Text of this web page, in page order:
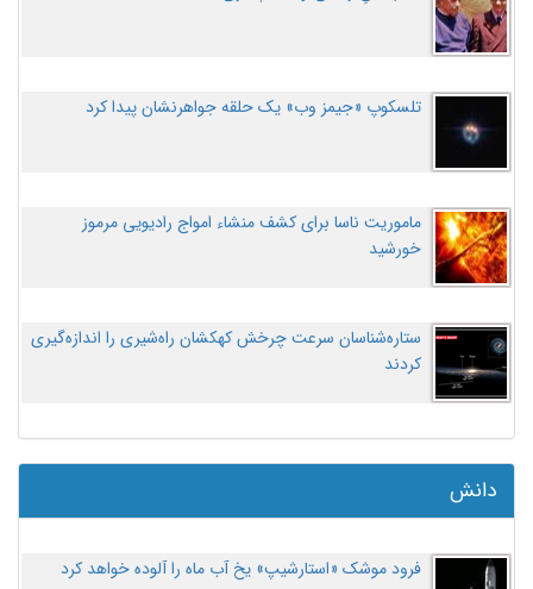
تلسکوپ «جیمز وب» یک حلقه جواهرنشان پیدا کرد
ماموریت ناسا برای کشف منشاء امواج رادیویی مرموز
خورشید
ستاره‌شناسان سرعت چرخش کهکشان راه‌شیری را اندازه‌گیری
کردند
دانش
فرود موشک «استارشیپ» یخ آب ماه را آلوده خواهد کرد